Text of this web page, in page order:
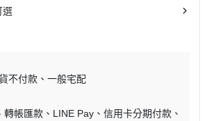
選
不付款
一般宅配
轉帳匯款 LINE Pay
信用卡分期付款